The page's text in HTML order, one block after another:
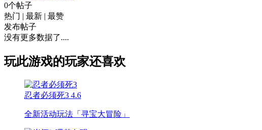
0个帖子
热门 | 最新 | 最赞
发布帖子
没有更多数据了....
玩此游戏的玩家还喜欢
忍者必须死3 4.6
全新活动玩法「寻宝大冒险」